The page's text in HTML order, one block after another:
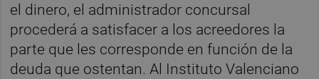
el dinero, el administrador concursal
procederá a satisfacer a los acreedores la
parte que les corresponde en función de la
deuda que ostentan. Al Instituto Valenciano